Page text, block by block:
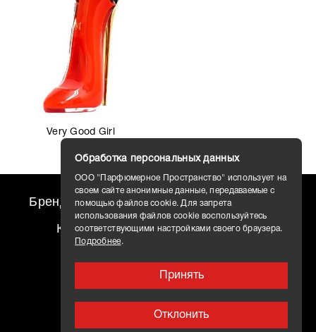
Very Good Girl
Бренды travel AROMO
Контакты
Доставка
Обработка персональных данных
ООО "Парфюмерное Пространство" использует на
своем сайте анонимные данные, передаваемые с
помощью файлов cookie. Для запрета
использования файлов cookie воспользуйтесь
соответствующими настройками своего браузера.
Подробнее.
Принять
Отклонить